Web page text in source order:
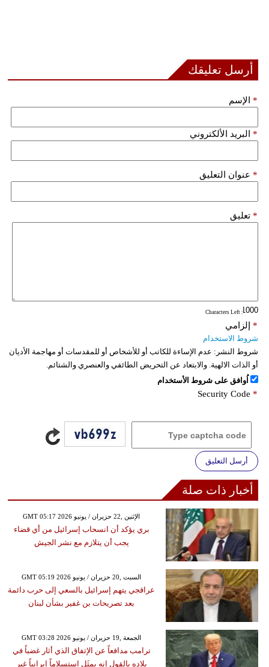
أرسل تعليقك
الإسم *
البريد الألكتروني *
عنوان التعليق *
تعليق *
: Characters Left
إلزامي *
شروط الاستخدام
شروط النشر: عدم الإساءة للكاتب أو للأشخاص أو للمقدسات أو مهاجمة الأديان
أو الذات الالهية. والابتعاد عن التحريض الطائفي والعنصري والشتائم.
اُوافق على شروط الأستخدام
Security Code *
أرسل التعليق
أخبار ذات صلة
GMT 05:17 2026 الإثنين ,22 حزيران / يونيو
بري يؤكد أن انسحاب إسرائيل من أي قضاء
يجب أن يتلازم مع نشر الجيش
GMT 05:19 2026 السبت ,20 حزيران / يونيو
عراقجي يتهم إسرائيل بالسعي إلى حرب دائمة
بعد تصريحات بن غفير بشأن لبنان
GMT 03:28 2026 الجمعة ,19 حزيران / يونيو
ترامب مدافعاً عن الإتفاق الذي أثار غضباً في
بلاده بالقول إنه بمثَل استسلاماً إيرانياً غير